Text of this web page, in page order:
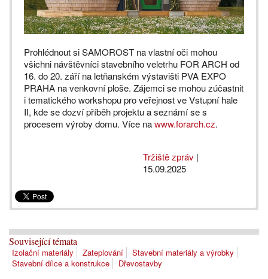
Prohlédnout si SAMOROST na vlastní oči mohou
všichni návštěvníci stavebního veletrhu FOR ARCH od
16. do 20. září na letňanském výstavišti PVA EXPO
PRAHA na venkovní ploše. Zájemci se mohou zúčastnit
i tematického workshopu pro veřejnost ve Vstupní hale
II, kde se dozví příběh projektu a seznámí se s
procesem výroby domu. Více nawww.forarch.cz.
Tržiště zpráv |
15.09.2025
Související témata
Izolační materiály Zateplování
Stavební materiály a výrobky
Stavební dílce a konstrukce
Dřevostavby